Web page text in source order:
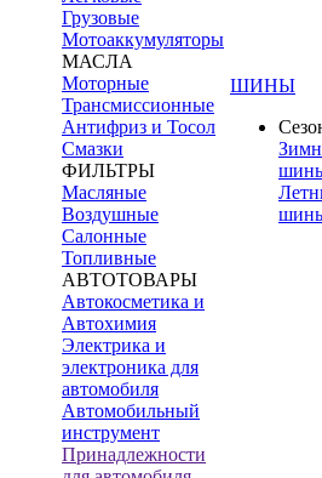
Грузовые
Мотоаккумуляторы
МАСЛА
Моторные
Трансмиссионные
Антифриз и Тосол
Смазки
ФИЛЬТРЫ
Масляные
Воздушные
Салонные
Топливные
АВТОТОВАРЫ
Автокосметика и
Автохимия
Электрика и
электроника для
автомобиля
Автомобильный
инструмент
Принадлежности
ШИНЫ